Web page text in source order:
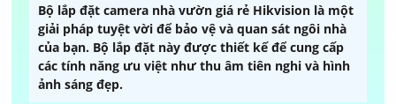
Bộ lắp đặt camera nhà vườn giá rẻ Hikvision là một
giải pháp tuyệt vời để bảo vệ và quan sát ngôi nhà
của bạn. Bộ lắp đặt này được thiết kế để cung cấp
các tính năng ưu việt như thu âm tiên nghi và hình
ảnh sáng đẹp.